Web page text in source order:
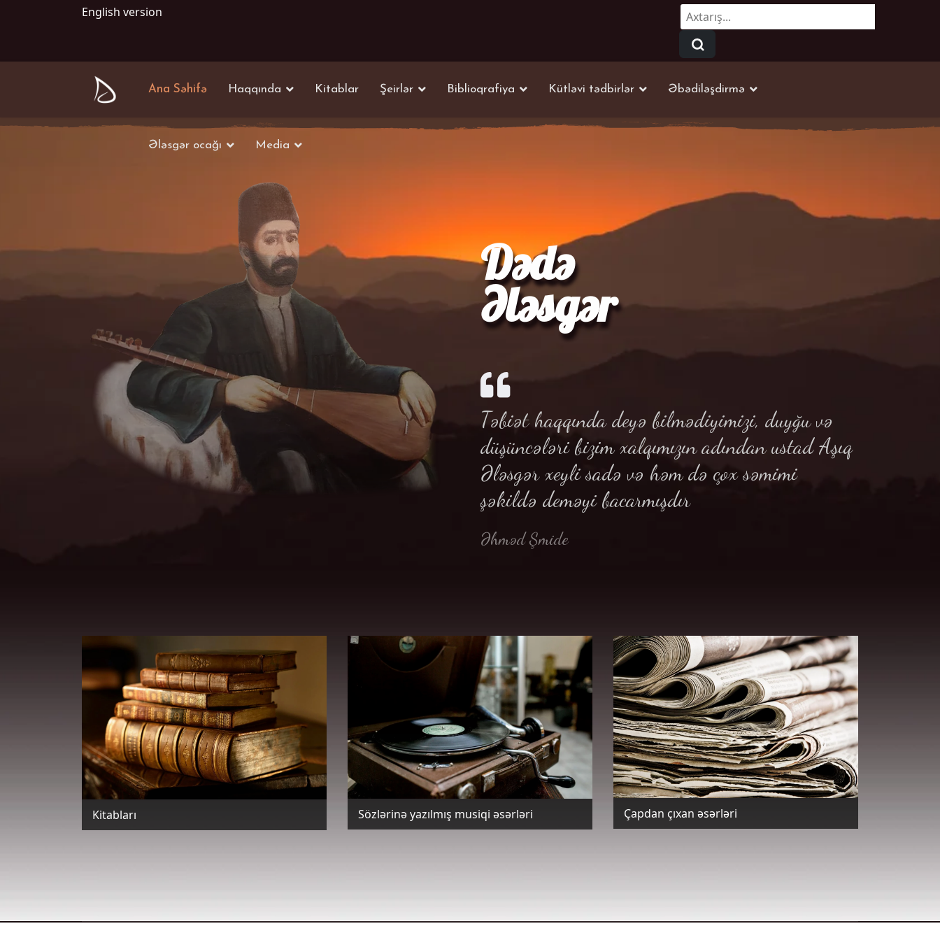
English version Axtarmaq...
Ana Səhifə Haqqında Kitablar Şeirlər Biblioqrafiya Kütləvi tədbirlər Əbədiləşdirmə
Ələsgər ocağı Media
Dədə
Ələsgər
Təbiət haqqında deyə bilmədiyimizi, duyğu və
düşüncələri bizim xalqımızın adından ustad Aşıq
Ələsgər xeyli sadə və həm də çox səmimi
şəkildə deməyi bacarmışdır
Əhməd Şmide
Kitabları Sözlərinə yazılmış musiqi əsərləri Çapdan çıxan əsərləri